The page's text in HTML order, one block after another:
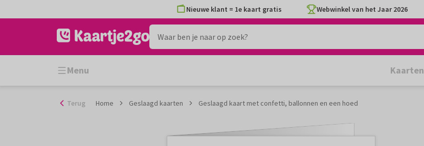
naar
Nieuwe klant = 1e kaart gratis Webwinkel van het Jaar 2026
Menu Kaarten
Terug Home Geslaagd kaarten Geslaagd kaart met confetti, ballonnen en een hoed